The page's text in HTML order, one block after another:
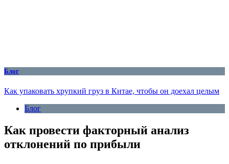
Блог
Как упаковать хрупкий груз в Китае, чтобы он доехал целым
Блог
Как провести факторный анализ
отклонений по прибыли